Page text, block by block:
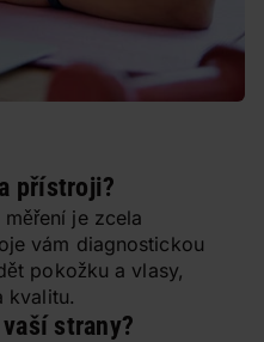
přístroji?
je zcela
vám diagnostickou
pokožku a vlasy,
kvalitu.
strany?